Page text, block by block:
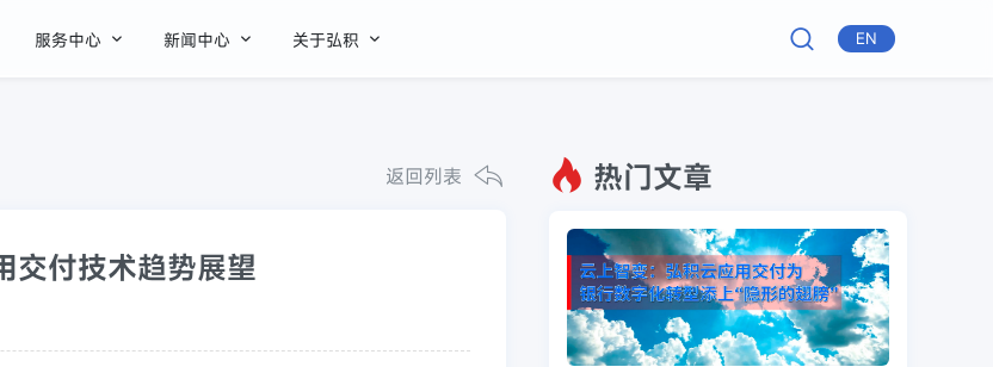
服务中心  新闻中心  关于弘积  EN
返回列表
付技术趋势展望
热门文章